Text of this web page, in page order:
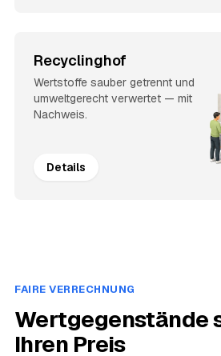
Recyclinghof
Wertstoffe sauber getrennt und
umweltgerecht verwertet — mit
Nachweis.
Details
FAIRE VERRECHNUNG
Wertgegenstände
Ihren Preis